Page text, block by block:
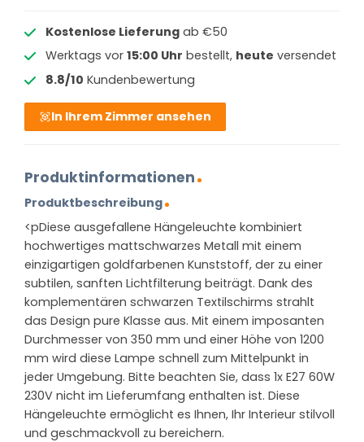
Kostenlose Lieferungab €50
Werktags vor 15:00 Uhr bestellt, heute versendet
8.8/10 Kundenbewertung
In Ihrem Zimmer ansehen
Produktinformationen
Produktbeschreibung
<pDiese ausgefallene Hängeleuchte kombiniert
hochwertiges mattschwarzes Metall mit einem
einzigartigen goldfarbenen Kunststoff, der zu einer
subtilen, sanften Lichtfilterung beiträgt. Dank des
komplementären schwarzen Textilschirms strahlt
das Design pure Klasse aus. Mit einem imposanten
Durchmesser von 350 mm und einer Höhe von 1200
mm wird diese Lampe schnell zum Mittelpunkt in
jeder Umgebung. Bitte beachten Sie, dass 1x E27 60W
230V nicht im Lieferumfang enthalten ist. Diese
Hängeleuchte ermöglicht es Ihnen, Ihr Interieur stilvoll
und geschmackvoll zu bereichern.